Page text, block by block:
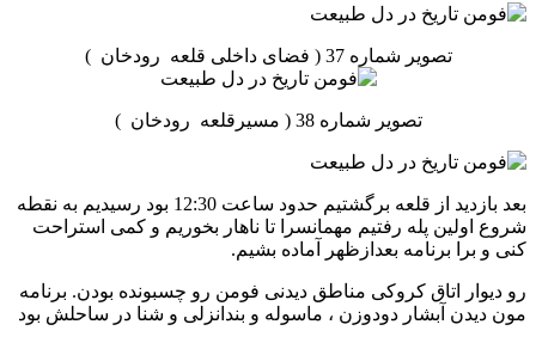
تصویر شماره 37 ( فضای داخلی قلعه رودخان )
تصویر شماره 38 ( مسیرقلعه رودخان )
بعد بازدید از قلعه برگشتیم حدود ساعت 12:30 بود رسیدیم به نقطه
شروع اولین پله رفتیم مهمانسرا تا ناهار بخوریم و کمی استراحت
کنی و برا برنامه بعدازظهر آماده بشیم.
رو دیوار اتاق کروکی مناطق دیدنی فومن رو چسبونده بودن. برنامه
مون دیدن آبشار دودوزن ، ماسوله و بندانزلی و شنا در ساحلش بود